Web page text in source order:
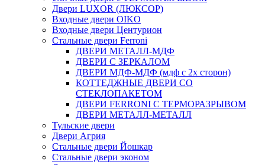
Двери LUXOR (ЛЮКСОР)
Входные двери OIKO
Входные двери Центурион
Стальные двери Ferroni
ДВЕРИ МЕТАЛЛ-МДФ
ДВЕРИ С ЗЕРКАЛОМ
ДВЕРИ МДФ-МДФ (мдф с 2х сторон)
КОТТЕДЖНЫЕ ДВЕРИ СО
СТЕКЛОПАКЕТОМ
ДВЕРИ FERRONI С ТЕРМОРАЗРЫВОМ
ДВЕРИ МЕТАЛЛ-МЕТАЛЛ
Тульские двери
Двери Агрия
Стальные двери Йошкар
Стальные двери эконом